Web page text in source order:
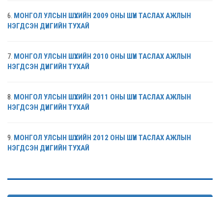
6. МОНГОЛ УЛСЫН ШҮҮХИЙН 2009 ОНЫ ШҮҮН ТАСЛАХ АЖЛЫН
НЭГДСЭН ДҮНГИЙН ТУХАЙ
7. МОНГОЛ УЛСЫН ШҮҮХИЙН 2010 ОНЫ ШҮҮН ТАСЛАХ АЖЛЫН
НЭГДСЭН ДҮНГИЙН ТУХАЙ
8. МОНГОЛ УЛСЫН ШҮҮХИЙН 2011 ОНЫ ШҮҮН ТАСЛАХ АЖЛЫН
НЭГДСЭН ДҮНГИЙН ТУХАЙ
9. МОНГОЛ УЛСЫН ШҮҮХИЙН 2012 ОНЫ ШҮҮН ТАСЛАХ АЖЛЫН
НЭГДСЭН ДҮНГИЙН ТУХАЙ